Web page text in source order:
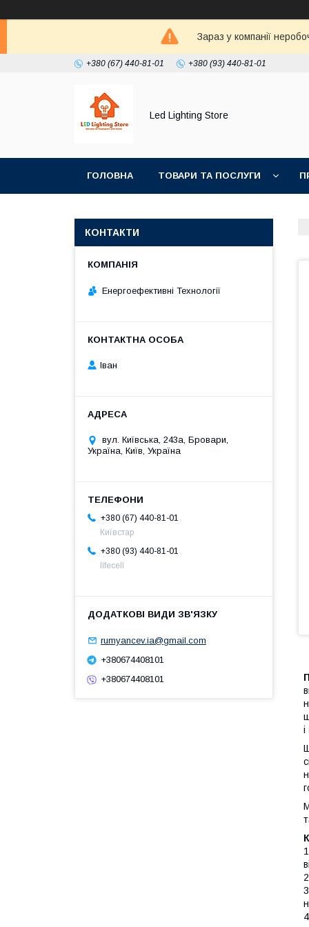
Зараз у компанії
+380 (67) 440-81-01 +380 (93) 440-81-01
Led Lighting Store
ГОЛОВНА ТОВАРИ ТА ПОСЛУГИ
і
КОНТАКТИ
Енергоефективні Технології
Іван
вул. Київська, 243а, Бровари,
Україна, Київ, Україна
+380 (67) 440-81-01
Київстар
+380 (93) 440-81-01
lifecell
rumyancev.ia@gmail.com
+380674408101
+380674408101